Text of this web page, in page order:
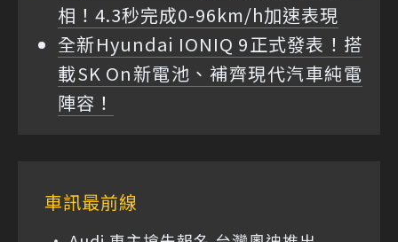
相！4.3秒完成0-96km/h加速表現
全新Hyundai IONIQ 9正式發表！搭
載SK On新電池、補齊現代汽車純電
陣容！
車訊最前線